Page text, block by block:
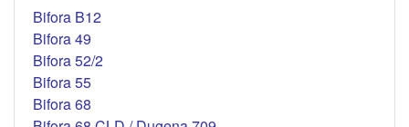
Bifora B12
Bifora 49
Bifora 52/2
Bifora 55
Bifora 68